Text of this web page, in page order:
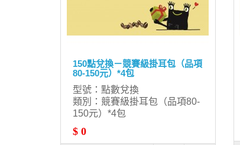
150點兌換－競賽級掛耳包（品項
80-150元）*4包
型號：點數兌換
類別：競賽級掛耳包（品項80-
150元）*4包
$ 0